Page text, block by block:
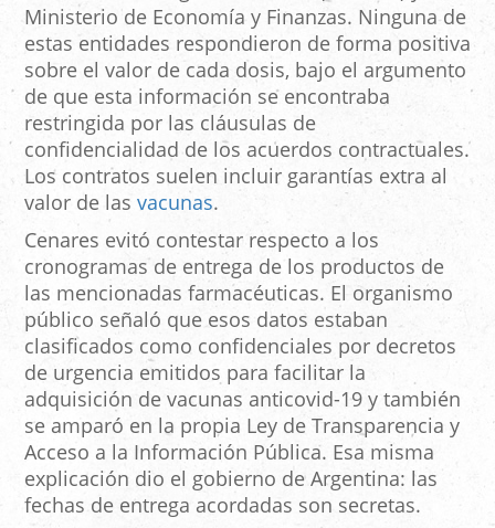
Ministerio de Economía y Finanzas. Ninguna de
estas entidades respondieron de forma positiva
sobre el valor de cada dosis, bajo el argumento
de que esta información se encontraba
restringida por las cláusulas de
confidencialidad de los acuerdos contractuales.
Los contratos suelen incluir garantías extra al
valor de las vacunas.
Cenares evitó contestar respecto a los
cronogramas de entrega de los productos de
las mencionadas farmacéuticas. El organismo
público señaló que esos datos estaban
clasificados como confidenciales por decretos
de urgencia emitidos para facilitar la
adquisición de vacunas anticovid-19 y también
se amparó en la propia Ley de Transparencia y
Acceso a la Información Pública. Esa misma
explicación dio el gobierno de Argentina: las
fechas de entrega acordadas son secretas.